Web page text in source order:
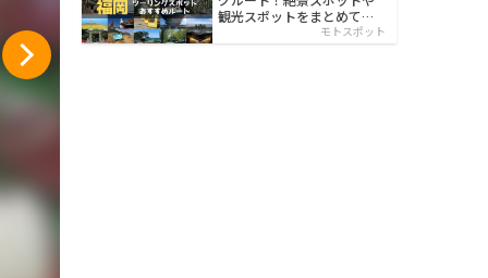
観光スポットをまとめて紹
モトスポット